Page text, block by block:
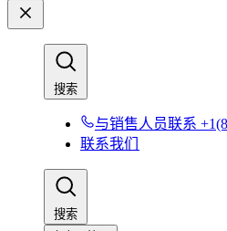
搜索​​
与销售人员联系
联系我们​​
搜索​​